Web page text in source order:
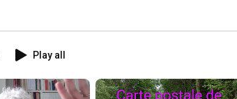
Play all